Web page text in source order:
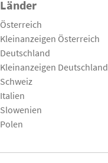
Länder
Österreich
Kleinanzeigen Österreich
Deutschland
Kleinanzeigen Deutschland
Schweiz
Italien
Slowenien
Polen